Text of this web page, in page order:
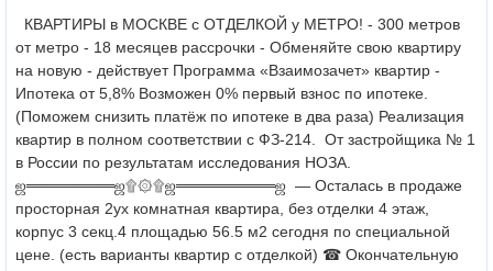
КВАРТИРЫ в МОСКВЕ с ОТДЕЛКОЙ у МЕТРО! - 300 метров
от метро - 18 месяцев рассрочки - Обменяйте свою квартиру
на новую - действует Программа «Взаимозачет» квартир -
Ипотека от 5,8% Возможен 0% первый взнос по ипотеке.
(Поможем снизить платёж по ипотеке в два раза) Реализация
квартир в полном соответствии с ФЗ-214.
От застройщика № 1
в России по результатам исследования НОЗА.
ஜ════════ஜ۩۞۩ஜ═════════ஜ — Осталась в продаже
просторная 2ух комнатная квартира, без отделки 4 этаж,
корпус 3 секц.4 площадью 56.5 м2 сегодня по специальной
цене. (есть варианты квартир с отделкой) ☎ Окончательную